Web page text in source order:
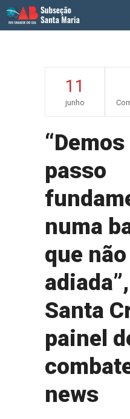
11
junho
passo
numa
que
Santa
painel
news